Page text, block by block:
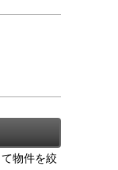
物件を絞